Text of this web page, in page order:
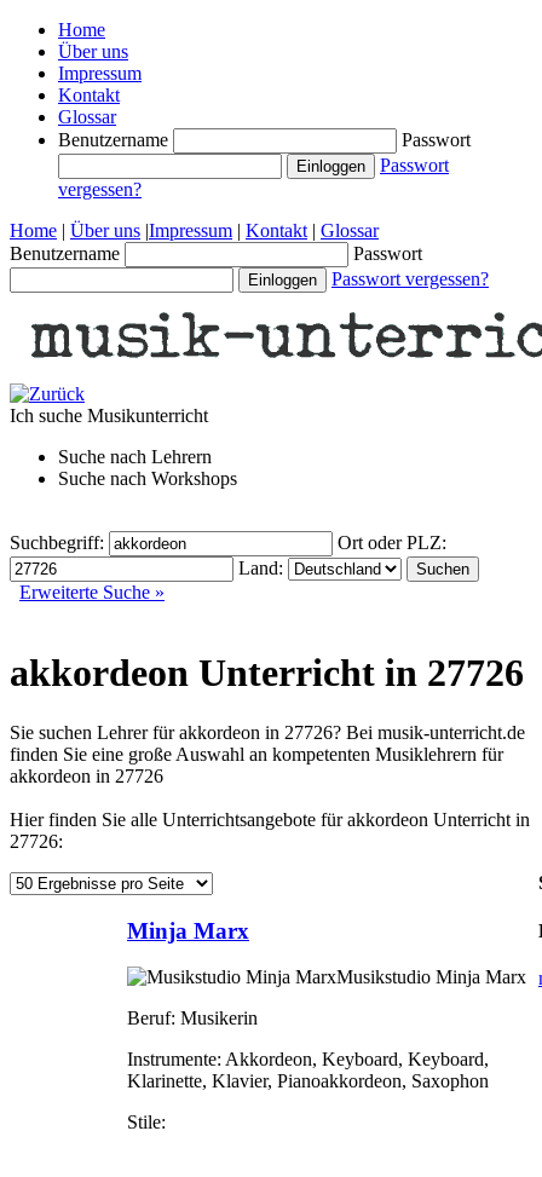
Home
Über uns
Impressum
Kontakt
Glossar
Benutzername
Passwort
Passwort
vergessen?
Home | Über uns |Impressum | Kontakt | Glossar
Benutzername
Passwort
Passwort vergessen?
Ich suche Musikunterricht
Suche nach Lehrern
Suche nach Workshops
Suchbegriff:
Ort oder PLZ:
Land:
Erweiterte Suche »
akkordeon Unterricht in 27726
Sie suchen Lehrer für akkordeon in 27726? Bei musik-unterricht.de
finden Sie eine große Auswahl an kompetenten Musiklehrern für
akkordeon in 27726
Hier finden Sie alle Unterrichtsangebote für akkordeon Unterricht in
27726:
Minja Marx
Musikstudio Minja Marx
Beruf: Musikerin
Instrumente: Akkordeon, Keyboard, Keyboard,
Klarinette, Klavier, Pianoakkordeon, Saxophon
Stile: